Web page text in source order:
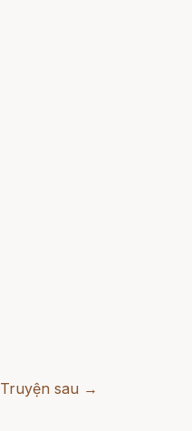
Truyện sau →